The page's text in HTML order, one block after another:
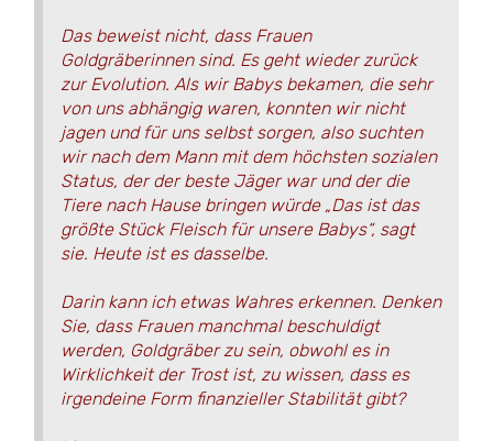
Das beweist nicht, dass Frauen
Goldgräberinnen sind. Es geht wieder zurück
zur Evolution. Als wir Babys bekamen, die sehr
von uns abhängig waren, konnten wir nicht
jagen und für uns selbst sorgen, also suchten
wir nach dem Mann mit dem höchsten sozialen
Status, der der beste Jäger war und der die
Tiere nach Hause bringen würde „Das ist das
größte Stück Fleisch für unsere Babys“, sagt
sie. Heute ist es dasselbe.
Darin kann ich etwas Wahres erkennen. Denken
Sie, dass Frauen manchmal beschuldigt
werden, Goldgräber zu sein, obwohl es in
Wirklichkeit der Trost ist, zu wissen, dass es
irgendeine Form finanzieller Stabilität gibt?